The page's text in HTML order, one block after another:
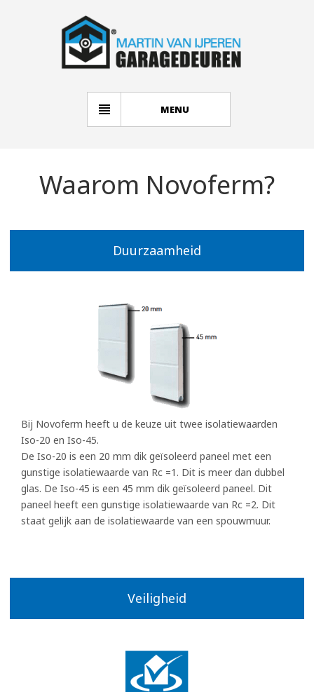
MENU
Waarom Novoferm?
Duurzaamheid
Bij Novoferm heeft u de keuze uit twee isolatiewaarden
Iso-20 en Iso-45.
De Iso-20 is een 20 mm dik geïsoleerd paneel met een
gunstige isolatiewaarde van Rc =1. Dit is meer dan dubbel
glas. De Iso-45 is een 45 mm dik geïsoleerd paneel. Dit
paneel heeft een gunstige isolatiewaarde van Rc =2. Dit
staat gelijk aan de isolatiewaarde van een spouwmuur.
Veiligheid